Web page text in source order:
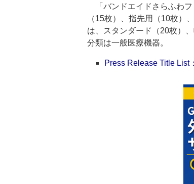
「バンドエイドさらふわフ
（15枚）、指先用（10枚）
は、スタンダード（20枚）
分類は一般医療機器。
Press Release Title List